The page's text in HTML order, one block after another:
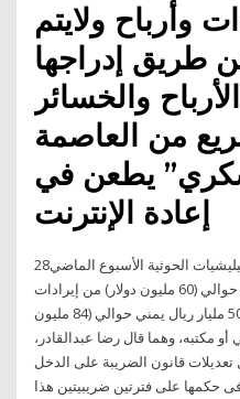
وأرباح ولايتم
طريق إدراجها
والخسائر
من العاصمة
يطعن في
28‏‏/5‏‏/1442 بعد الهجرة أقرت الميليشيات الحوثية الأسبوع الماضي
مصادرتها مبلغ 36 مليار ريال يمني حوالي (60 مليون دولار) من إيرادات
الوقود المثبتة والمقدرة بحوالي 50 مليار ريال يمني حوالي (84 مليون
مكتبه، وهما قال رضا عبدالقادر،
قانون الضريبة على الدخل
حكمها على فترتين ضريبيتين هذا